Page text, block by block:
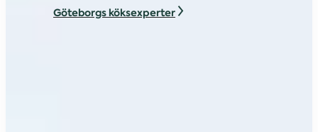
Göteborgs köksexperter